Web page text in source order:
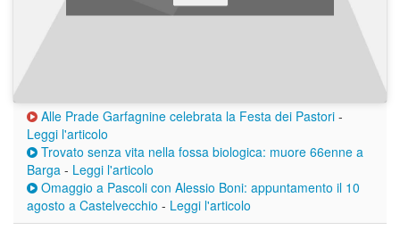
Alle Prade Garfagnine celebrata la Festa dei Pastori -
Leggi l'articolo
Trovato senza vita nella fossa biologica: muore 66enne a
Barga - Leggi l'articolo
Omaggio a Pascoli con Alessio Boni: appuntamento il 10
agosto a Castelvecchio - Leggi l'articolo